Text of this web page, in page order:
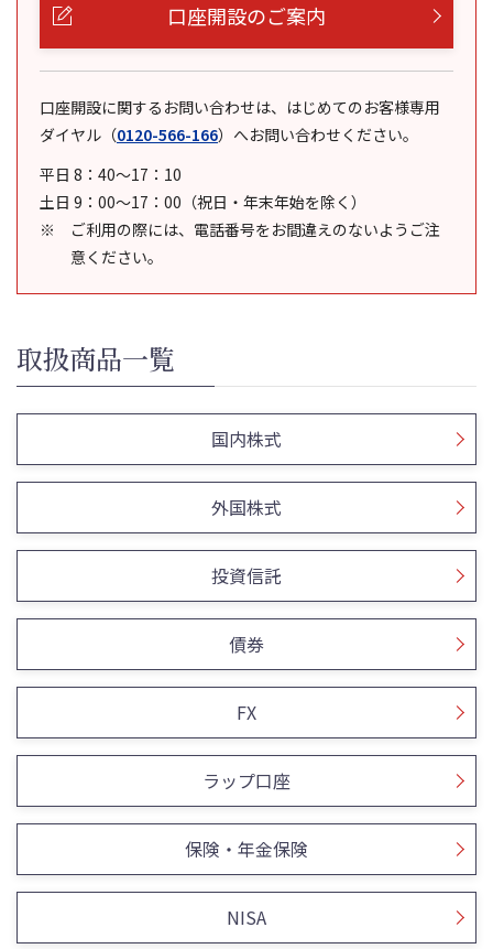
口座開設のご案内
口座開設に関するお問い合わせは、はじめてのお客様専用
ダイヤル （0120-566-166） へお問い合わせください。
平日 8：40～17：10
土日 9：00～17：00（祝日・年末年始を除く）
ご利用の際には、電話番号をお間違えのないようご注
意ください。
取扱商品一覧
国内株式
外国株式
投資信託
債券
FX
ラップ口座
保険・年金保険
NISA